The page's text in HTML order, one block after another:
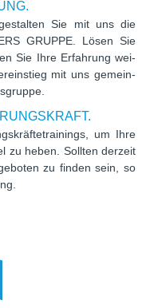
Sie mit uns die
GRUPPE. Lösen Sie
Sie Ihre Erfah­rung wei­
mit uns gemein­
um Ihre
zu heben. Soll­ten der­zeit
zu fin­den sein, so